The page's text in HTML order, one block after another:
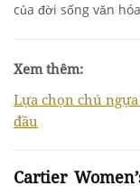
của đời sống văn
Xem thêm:
Lựa chọn chú
đầu
Cartier